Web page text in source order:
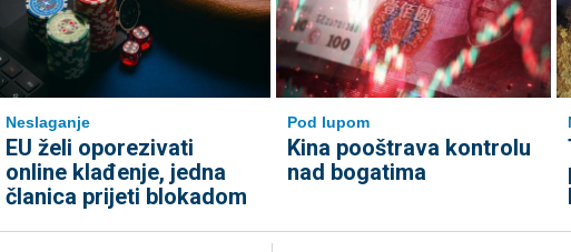
Neslaganje
EU želi oporezivati
online klađenje, jedna
članica prijeti blokadom
Pod lupom
Kina pooštrava kontrolu
nad bogatima